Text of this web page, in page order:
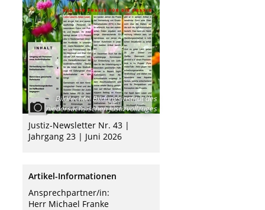
Bildrechte:Bildungsinstitut des
niedersächsischen Justizvollzuges
Justiz-Newsletter Nr. 43 |
Jahrgang 23 | Juni 2026
Artikel-Informationen
Ansprechpartner/in:
Herr Michael Franke